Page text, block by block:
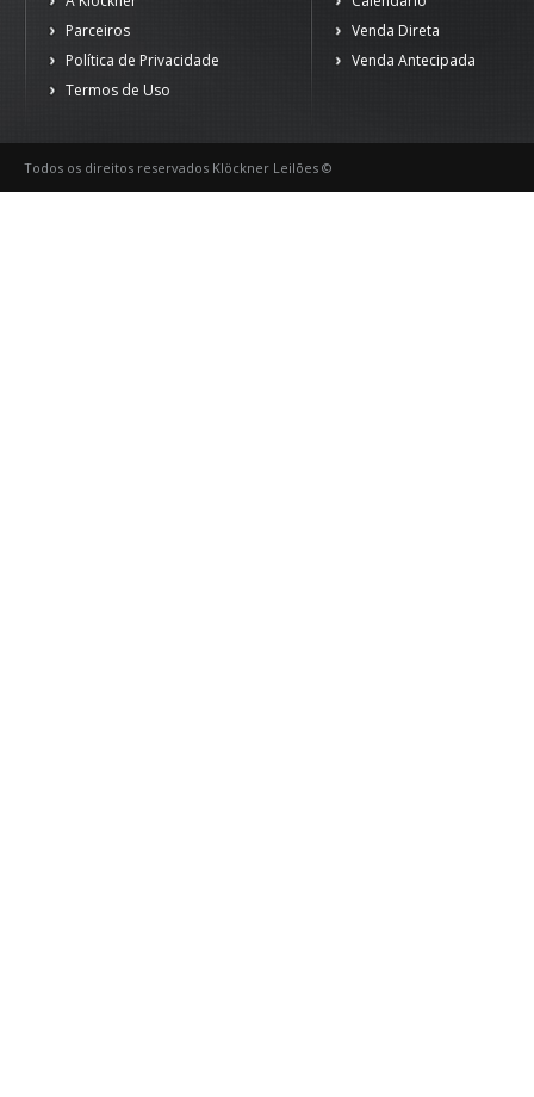
Parceiros
Política de Privacidade
Termos de Uso
Venda Direta
Venda Antecipada
Todos os direitos reservados Klöckner Leilões ©